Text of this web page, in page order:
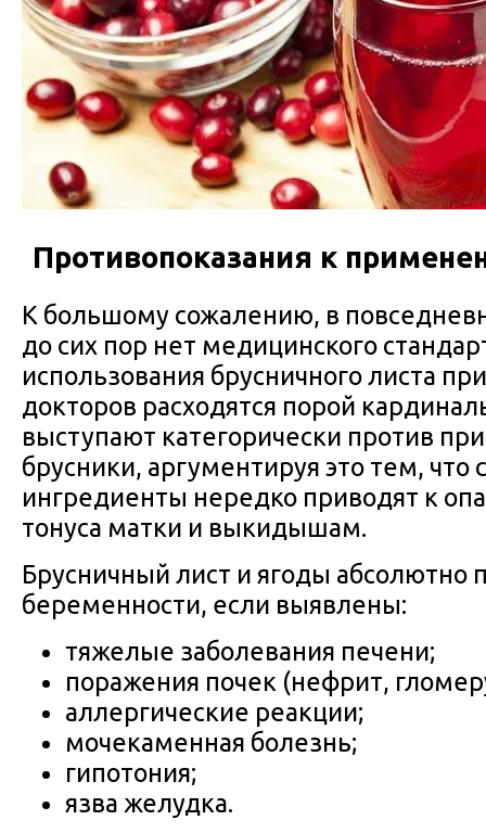
Противопоказания к
К большому сожалению, в
до сих пор нет медицинского
использования брусничного листа
докторов расходятся порой
выступают категорически против
брусники, аргументируя это тем,
ингредиенты нередко приводят к
тонуса матки и выкидышам.
Брусничный лист и ягоды абсолютно
беременности, если выявлены:
тяжелые заболевания печени;
поражения почек (нефрит,
аллергические реакции;
мочекаменная болезнь;
гипотония;
язва желудка.